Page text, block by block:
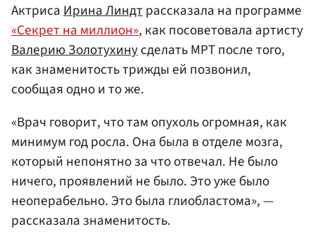
АктрисаИрина Линдтрассказала на программе
«Секрет на миллион», как посоветовала артисту
Валерию Золотухинусделать МРТ после того,
как знаменитость трижды ей позвонил,
сообщая одно и то же.
«Врач говорит, что там опухоль огромная, как
минимум год росла. Она была в отделе мозга,
который непонятно за что отвечал. Не было
ничего, проявлений не было. Это уже было
неоперабельно. Это была глиобластома», —
рассказала знаменитость.